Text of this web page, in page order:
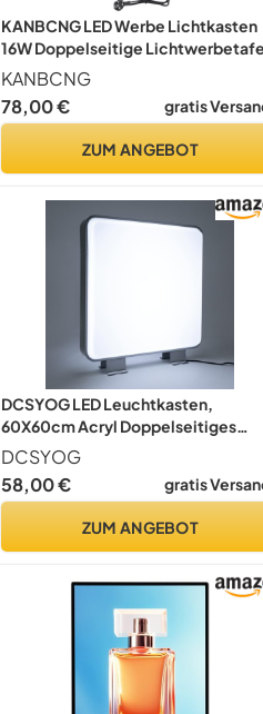
KANBCNG LED Werbe Lichtkasten
16W Doppelseitige
Quadratischer Wasserdichter
Lichtwerbekasten Werbe Lightbox
mit Klammern für Supermärkte,
KANBCNG
78,00 €
gratis
ZUM ANGEBOT
DCSYOG LED Leuchtkasten,
60X60cm Acryl Doppelseitiges
Beleuchtetes Werbeschild
Werbetafel Leuchtreklame
Lichtwerbung für Restaurants
DCSYOG
58,00 €
gratis
ZUM ANGEBOT